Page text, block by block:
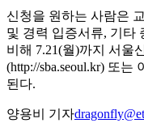
신청을 원하는 사람은
및 경력 입증서류, 기타
비해 7.21(월)까지 서울
(http://sba.seoul.kr) 또는
된다.
양용비 기자